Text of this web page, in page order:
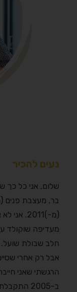
נעים להכיר
שלום, אני כל כך
(מ-
מעדיפה שוקולד
חלב שבולת שועל.
אבל רק אחרי
הרגשתי שאני
ב-2005